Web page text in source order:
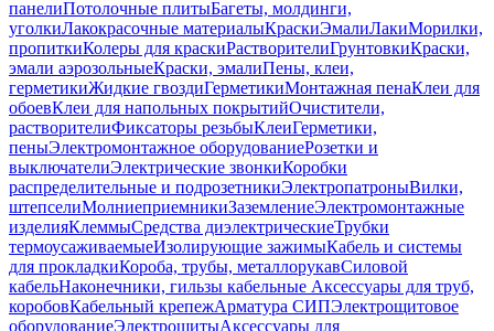
панелиПотолочные плитыБагеты, молдинги,
уголкиЛакокрасочные материалыКраскиЭмалиЛакиМорилки,
пропиткиКолеры для краскиРастворителиГрунтовкиКраски,
эмали аэрозольныеКраски, эмалиПены, клеи,
герметикиЖидкие гвоздиГерметикиМонтажная пенаКлеи для
обоевКлеи для напольных покрытийОчистители,
растворителиФиксаторы резьбыКлеиГерметики,
пеныЭлектромонтажное оборудованиеРозетки и
выключателиЭлектрические звонкиКоробки
распределительные и подрозетникиЭлектропатроныВилки,
штепселиМолниеприемникиЗаземлениеЭлектромонтажные
изделияКлеммыСредства диэлектрическиеТрубки
термоусаживаемыеИзолирующие зажимыКабель и системы
для прокладкиКороба, трубы, металлорукавСиловой
кабельНаконечники, гильзы кабельные Аксессуары для труб,
коробовКабельный крепежАрматура СИПЭлектрощитовое
оборудованиеЭлектрощитыАксессуары для